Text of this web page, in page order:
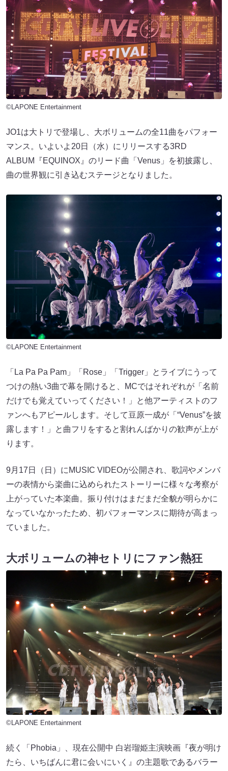
©LAPONE Entertainment
JO1は大トリで登場し、大ボリュームの全11曲をパフォー
マンス。いよいよ20日（水）にリリースする3RD
ALBUM『EQUINOX』のリード曲「Venus」を初披露し、
曲の世界観に引き込むステージとなりました。
©LAPONE Entertainment
「La Pa Pa Pam」「Rose」「Trigger」とライブにうって
つけの熱い3曲で幕を開けると、MCではそれぞれが「名前
だけでも覚えていってください！」と他アーティストのフ
ァンへもアピールします。そして豆原一成が「“Venus”を披
露します！」と曲フリをすると割れんばかりの歓声が上が
ります。
9月17日（日）にMUSIC VIDEOが公開され、歌詞やメンバ
ーの表情から楽曲に込められたストーリーに様々な考察が
上がっていた本楽曲。振り付けはまだまだ全貌が明らかに
なっていなかったため、初パフォーマンスに期待が高まっ
ていました。
大ボリュームの神セトリにファン熱狂
©LAPONE Entertainment
続く「Phobia」、現在公開中 白岩瑠姫主演映画『夜が明け
たら、いちばんに君に会いにいく』の主題歌であるバラー